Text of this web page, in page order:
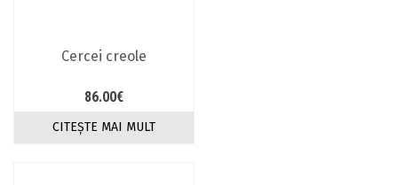
Cercei creole
86.00€
CITEȘTE MAI MULT